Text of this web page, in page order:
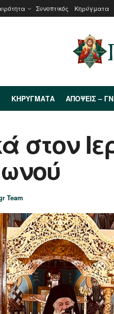
Συνοπτικός Κηρύγματα
ΚΗΡΎΓΜΑΤΑ ΑΠΌΨΕΙΣ –
στον
Team